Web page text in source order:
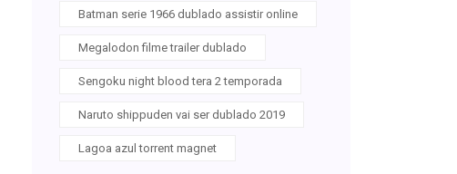
Batman serie 1966 dublado assistir online
Megalodon filme trailer dublado
Sengoku night blood tera 2 temporada
Naruto shippuden vai ser dublado 2019
Lagoa azul torrent magnet